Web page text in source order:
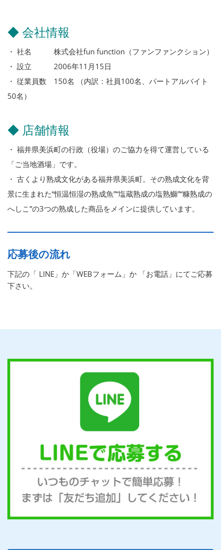
◆ 会社情報
・ 社名 株式会社fun function（ファンファンクション）
・ 設立 2006年11月15日
・ 従業員数 150名 （内訳：社員100名、パートアルバイト
50名）
◆ 店舗情報
・ 福井県美浜町の行政（役場）のご協力を得て運営している
「ご当地酒場」です。
・ 古くより熟成文化がある福井県美浜町。その熟成文化を背
景に生まれた“恒温恒湿の熟成魚”“塩蔵熟成の塩熟鰤”“糠熟成の
へしこ”の3つの熟成した商品をメインに提供しています。
応募後の流れ
下記の「 LINE」か「WEBフォーム」か 「お電話」にてご応募
下さい。